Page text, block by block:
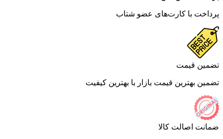
با کارت‌های عضو شتاب
قیمت
بهترین قیمت بازار با بهترین کیفیت
اصالت کالا